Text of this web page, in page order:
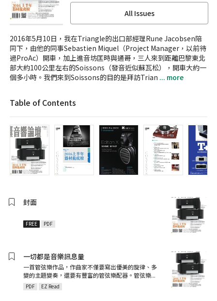
All Issues
2016年5月10日，我在Triangle的出口部經理Rune Jacobsen陪
同下，由他的同事Sebastien Miquel（Project Manager，以前待
過ProAc）開車，加上進音坊匡時與通哥，三人來到距離巴黎東北
部大約100公里左右的Soissons（發音近似蘇瓦松），開車大約一
個多小時。我們來到Soissons的目的是拜訪Trian ... more
Table of Contents
封面
FREE PDF
一切都是音樂訊息量
一首管弦樂作品，作曲家不僅要寫出優美的旋律、多
變的主題變奏，還要有豐富的管弦樂配器。管弦樂...
PDF EZ Read